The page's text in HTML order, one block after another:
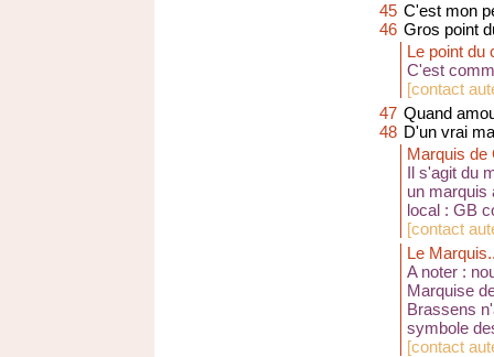
45 C'est mon
46 Gros point
Le point du
C'est
[contact
47 Quand
48 D'un vrai
Marquis de
Il s'agit du
un marquis
local : GB
[contact
Le
A noter :
Marquise
Brassens
symbole
[contact